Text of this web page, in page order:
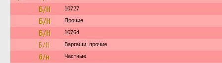
Б/Н
10727
Б/Н Прочие
Б/Н 10764
Б/Н Варгаши: прочие
б/н Частные